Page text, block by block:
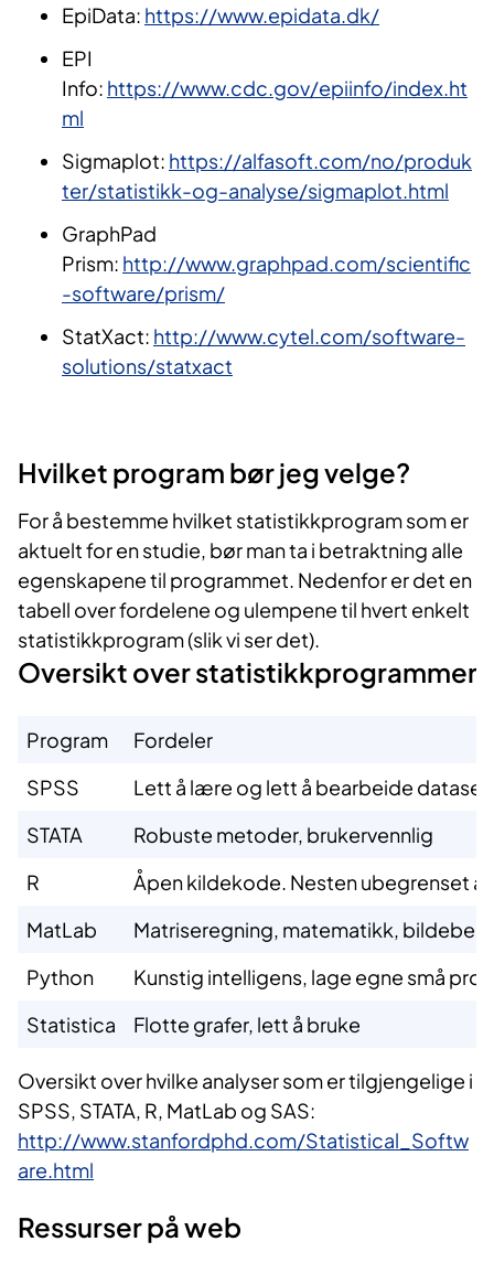
EpiData: https://www.epidata.dk/
EPI
Info: https://www.cdc.gov/epiinfo/index.ht
ml
Sigmaplot: https://alfasoft.com/no/produk
ter/statistikk-og-analyse/sigmaplot.html
GraphPad
Prism: http://www.graphpad.com/scientific
-software/prism/
StatXact: http://www.cytel.com/software-
solutions/statxact
Hvilket pr​​ogram bør jeg velge?
For å bestemme hvilket statistikkprogram som er
aktuelt for en studie, bør man ta i betraktning alle
egenskapene til programmet. Nedenfor er det en
tabell over fordelene og ulempene til hvert enkelt
statistikkprogram (slik vi ser det).
Oversikt over statistikkprogrammer
​Program ​
​Fordeler
​SPSS
​Lett å læ​re og lett å bearbeide
​STATA
​Robuste metoder, brukervennlig ​ ​
​R
​Åpen kildekode. Nesten ubegrenset
​MatLab
​Matriseregning, matematikk,
​Python
​Kunstig intelligens, lage egne små
​Statistica
​Flotte grafer, lett å bruke
​​Oversikt over hvilke analyser som er tilgjengelige i
SPSS, STATA, R, MatLab og SAS:
http://www.stanfordphd.com/Statistical_Softw
are.html
Ressurser​ på web